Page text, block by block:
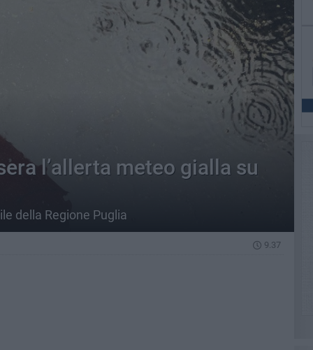
l’allerta meteo gialla su
della Regione Puglia
9.37